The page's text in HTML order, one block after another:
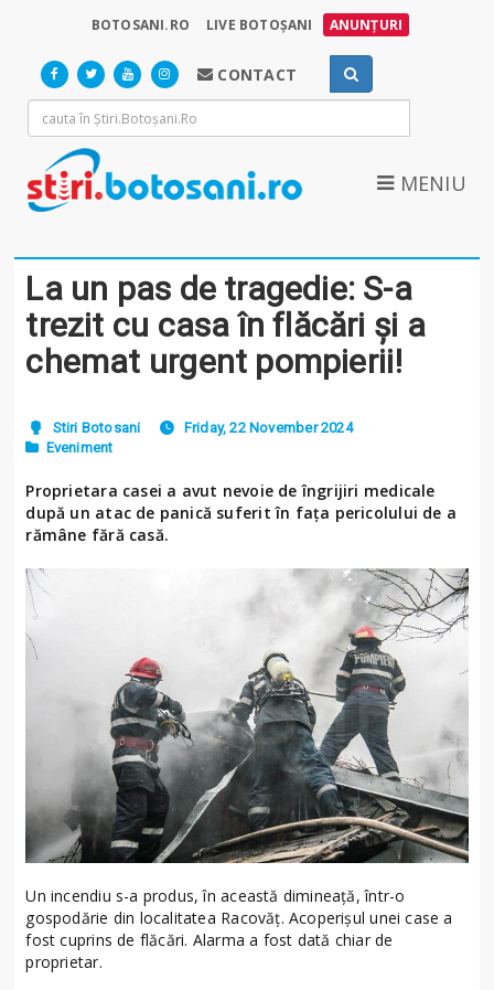
BOTOSANI.RO LIVE BOTOȘANI ANUNȚURI
CONTACT
MENIU
La un pas de tragedie: S-a
trezit cu casa în flăcări și a
chemat urgent pompierii!
Stiri Botosani
Friday, 22 November 2024
Eveniment
Proprietara casei a avut nevoie de îngrijiri medicale
după un atac de panică suferit în fața pericolului de a
rămâne fără casă.
Un incendiu s-a produs, în această dimineață, într-o
gospodărie din localitatea Racovăț. Acoperișul unei case a
fost cuprins de flăcări. Alarma a fost dată chiar de
proprietar.